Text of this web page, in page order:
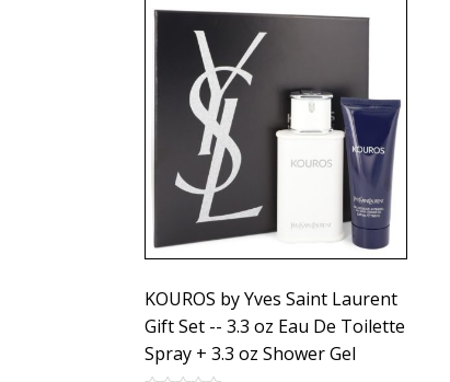
KOUROS by Yves Saint Laurent
Gift Set -- 3.3 oz Eau De Toilette
Spray + 3.3 oz Shower Gel